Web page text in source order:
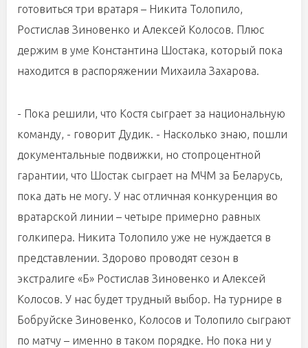
готовиться три вратаря – Никита Толопило,
Ростислав Зиновенко и Алексей Колосов. Плюс
держим в уме Константина Шостака, который пока
находится в распоряжении Михаила Захарова.
- Пока решили, что Костя сыграет за национальную
команду, - говорит Дудик. - Насколько знаю, пошли
документальные подвижки, но стопроцентной
гарантии, что Шостак сыграет на МЧМ за Беларусь,
пока дать не могу. У нас отличная конкуренция во
вратарской линии – четыре примерно равных
голкипера. Никита Толопило уже не нуждается в
представлении. Здорово проводят сезон в
экстралиге «Б» Ростислав Зиновенко и Алексей
Колосов. У нас будет трудный выбор. На турнире в
Бобруйске Зиновенко, Колосов и Толопило сыграют
по матчу – именно в таком порядке. Но пока ни у